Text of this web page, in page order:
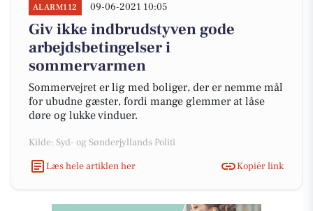
ALARM112 09-06-2021 10:05
Giv ikke indbrudstyven gode
arbejdsbetingelser i
sommervarmen
Sommervejret er lig med boliger, der er nemme mål
for ubudne gæster, fordi mange glemmer at låse
døre og lukke vinduer.
Kilde: Syd- og Sønderjyllands Politi
Læs hele artiklen her
Kopiér link